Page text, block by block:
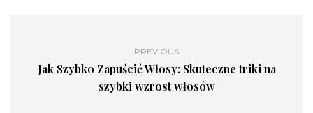
PREVIOUS
Jak Szybko Zapuścić Włosy: Skuteczne triki na
szybki wzrost włosów